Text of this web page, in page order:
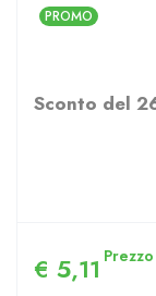
Sconto del
PROMO
€ 5,11